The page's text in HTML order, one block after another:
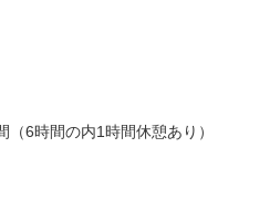
6時間の内1時間休憩あり）